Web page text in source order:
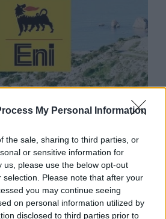
My Personal Information
the sale, sharing to third parties, or
or sensitive information for
us, please use the below opt-out
Please note that after your
you may continue seeing
on personal information utilized by
disclosed to third parties prior to
от Кипър ще потече към
година